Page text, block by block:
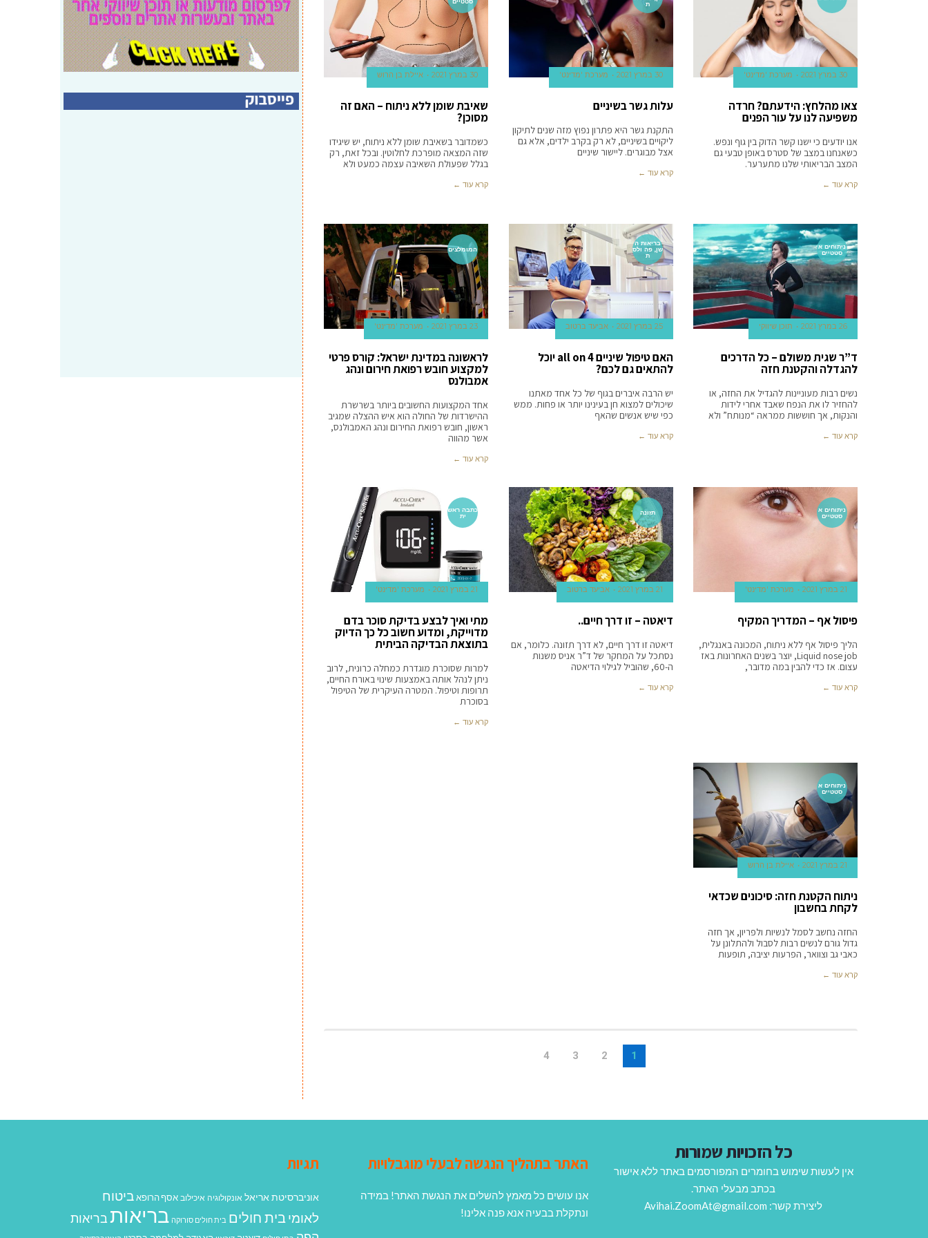
30 במרץ 2021 מערכת 'מדינט'
צאו מהלחץ: הידעתם? חרדה
משפיעה לנו על עור הפנים
אנו יודעים כי ישנו קשר הדוק בין גוף ונפש.
כשאנחנו במצב של סטרס באופן טבעי גם
המצב הבריאותי שלנו מתערער.
קרא עוד ←
ת
30 במרץ 2021 מערכת 'מדינט'
עלות גשר בשיניים
התקנת גשר היא פתרון נפוץ מזה שנים לתיקון
ליקויים בשיניים, לא רק בקרב ילדים, אלא גם
אצל מבוגרים. ליישור שיניים
קרא עוד ←
30 במרץ 2021 איילת בן הרוש
שאיבת שומן ללא ניתוח – האם זה
מסוכן?
כשמדובר בשאיבת שומן ללא ניתוח, יש שיגידו
שזה המצאה מופרכת לחלוטין. ובכל זאת, רק
בגלל שפעולת השאיבה עצמה כמעט ולא
קרא עוד ←
ניתוחים א
סטטיים
26 במרץ 2021 תוכן שיווקי
ד”ר שגית משולם – כל הדרכים
להגדלה והקטנת חזה
נשים רבות מעוניינות להגדיל את החזה, או
להחזיר לו את הנפח שאבד אחרי לידות
והנקות, אך חוששות ממראה “מנותח” ולא
קרא עוד ←
בריאות ה
שן, פה ולס
ת
25 במרץ 2021 אביעד ברטוב
האם טיפול שיניים all on 4 יוכל
להתאים גם לכם?
יש הרבה איברים בגוף של כל אחד מאתנו
שיכולים למצוא חן בעינינו יותר או פחות. ממש
כפי שיש אנשים שהאף
קרא עוד ←
המומלצים
23 במרץ 2021 מערכת 'מדינט'
לראשונה במדינת ישראל: קורס פרטי
למקצוע חובש רפואת חירום ונהג
אמבולנס
אחד המקצועות החשובים ביותר בשרשרת
ההישרדות של החולה הוא איש ההצלה שמגיב
ראשון, חובש רפואת החירום ונהג האמבולנס,
אשר מהווה
קרא עוד ←
ניתוחים א
סטטיים
21 במרץ 2021 מערכת 'מדינט'
פיסול אף – המדריך המקיף
הליך פיסול אף ללא ניתוח, המכונה באנגלית,
Liquid nose job, יוצר בשנים האחרונות באז
עצום. אז כדי להבין במה מדובר,
קרא עוד ←
תזונה
21 במרץ 2021 אביעד ברטוב
דיאטה – זו דרך חיים..
דיאטה זו דרך חיים, לא דרך תזונה. כלומר, אם
נסתכל על המחקר של ד”ר אניס משנות
ה-60, שהוביל לגילוי הדיאטה
קרא עוד ←
כתבה ראש
ית
21 במרץ 2021 מערכת 'מדינט'
מתי ואיך לבצע בדיקת סוכר בדם
מדוייקת, ומדוע חשוב כל כך הדיוק
בתוצאת הבדיקה הביתית
למרות שסוכרת מוגדרת כמחלה כרונית, לרוב
ניתן לנהל אותה באמצעות שינוי באורח החיים,
תרופות וטיפול. המטרה העיקרית של הטיפול
בסוכרת
קרא עוד ←
ניתוחים א
סטטיים
21 במרץ 2021 איילת בן הרוש
ניתוח הקטנת חזה: סיכונים שכדאי
לקחת בחשבון
החזה נחשב לסמל לנשיות ולפריון, אך חזה
גדול גורם לנשים רבות לסבול ולהתלונן על
כאבי גב וצוואר, הפרעות יציבה, תופעות
קרא עוד ←
1
2
3
4
כל הזכויות שמורות
אין לעשות שימוש בחומרים המפורסמים באתר ללא אישור
בכתב מבעלי האתר.
ליצירת קשר: Avihai.ZoomAt@gmail.com
האתר בתהליך הנגשה לבעלי מוגבלויות
אנו עושים כל מאמץ להשלים את הנגשת האתר! במידה
ונתקלת בבעיה אנא פנה אלינו!
תגיות
אוניברסיטת אריאל אונקולוגיה איכילוב אסף הרופא ביטוח
לאומי בית חולים בית חולים סורוקה בריאות בריאות